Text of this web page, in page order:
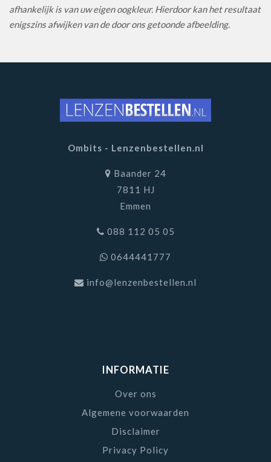
afhankelijk is van uw eigen oogkleur. Hierdoor kan het resultaat
enigszins afwijken van de door ons getoonde afbeelding.
Ombits - Lenzenbestellen.nl
Baander 24
7811 HJ
Emmen
088 112 05 05
0644441777
info@lenzenbestellen.nl
INFORMATIE
Over ons
Algemene voorwaarden
Disclaimer
Privacy Policy